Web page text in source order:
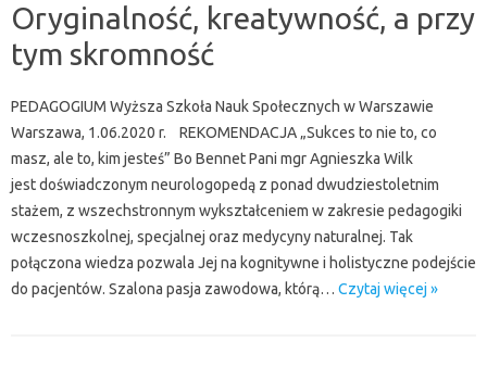
Oryginalność, kreatywność, a przy
tym skromność
PEDAGOGIUM Wyższa Szkoła Nauk Społecznych w Warszawie
Warszawa, 1.06.2020 r. REKOMENDACJA „Sukces to nie to, co
masz, ale to, kim jesteś” Bo Bennet Pani mgr Agnieszka Wilk
jest doświadczonym neurologopedą z ponad dwudziestoletnim
stażem, z wszechstronnym wykształceniem w zakresie pedagogiki
wczesnoszkolnej, specjalnej oraz medycyny naturalnej. Tak
połączona wiedza pozwala Jej na kognitywne i holistyczne podejście
do pacjentów. Szalona pasja zawodowa, którą… Czytaj więcej »